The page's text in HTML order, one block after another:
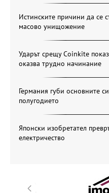
Истинските причини да се
масово унищожение
Ударът срещу Coinkite
оказва трудно начинание
Германия губи основните
полугодието
Японски изобретател
електричество